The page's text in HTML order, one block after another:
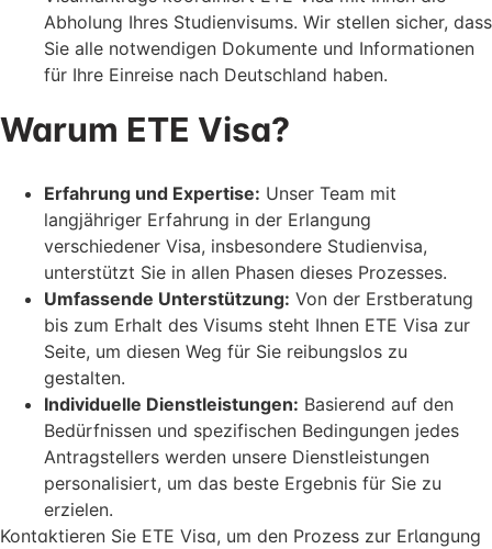
Abholung Ihres Studienvisums. Wir stellen sicher, dass
Sie alle notwendigen Dokumente und Informationen
für Ihre Einreise nach Deutschland haben.
Warum ETE Visa?
Erfahrung und Expertise: Unser Team mit
langjähriger Erfahrung in der Erlangung
verschiedener Visa, insbesondere Studienvisa,
unterstützt Sie in allen Phasen dieses Prozesses.
Umfassende Unterstützung: Von der Erstberatung
bis zum Erhalt des Visums steht Ihnen ETE Visa zur
Seite, um diesen Weg für Sie reibungslos zu
gestalten.
Individuelle Dienstleistungen: Basierend auf den
Bedürfnissen und spezifischen Bedingungen jedes
Antragstellers werden unsere Dienstleistungen
personalisiert, um das beste Ergebnis für Sie zu
erzielen.
Kontaktieren Sie ETE Visa, um den Prozess zur Erlangung